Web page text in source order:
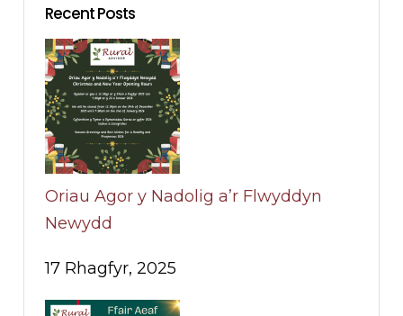
Recent Posts
Oriau Agor y Nadolig a’r Flwyddyn
Newydd
17 Rhagfyr, 2025